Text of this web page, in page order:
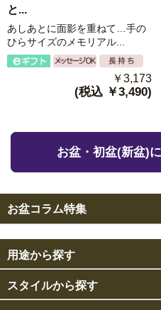
と...
あしあとに面影を重ねて…手の
ひらサイズのメモリアル...
￥3,173
(税込 ￥3,490)
お盆・初盆(新盆)
お盆コラム特集
用途から探す
スタイルから探す